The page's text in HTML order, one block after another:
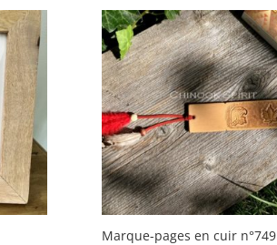
Marque-pages en cuir n°749